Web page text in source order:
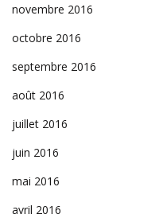
novembre 2016
octobre 2016
septembre 2016
août 2016
juillet 2016
juin 2016
mai 2016
avril 2016